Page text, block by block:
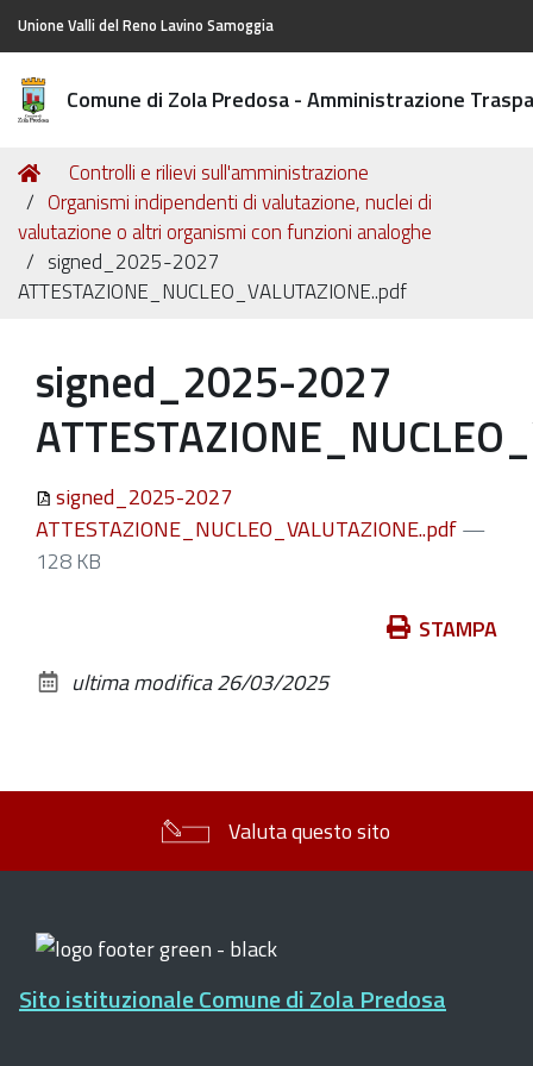
Unione Valli del Reno Lavino Samoggia
Comune di Zola Predosa - Amministrazione
Tu
sei
qui:
Home
Controlli e rilievi sull'amministrazione
Organismi indipendenti di valutazione, nuclei di
valutazione o altri organismi con funzioni analoghe
signed_2025-2027
ATTESTAZIONE_NUCLEO_VALUTAZIONE..pdf
signed_2025-2027
signed_2025-2027
ATTESTAZIONE_NUCLEO_VALUTAZIONE..pdf—
128 KB
documento
STAMPA
ultima modifica26/03/2025
Valuta questo sito
Sito istituzionale Comune di Zola Predosa